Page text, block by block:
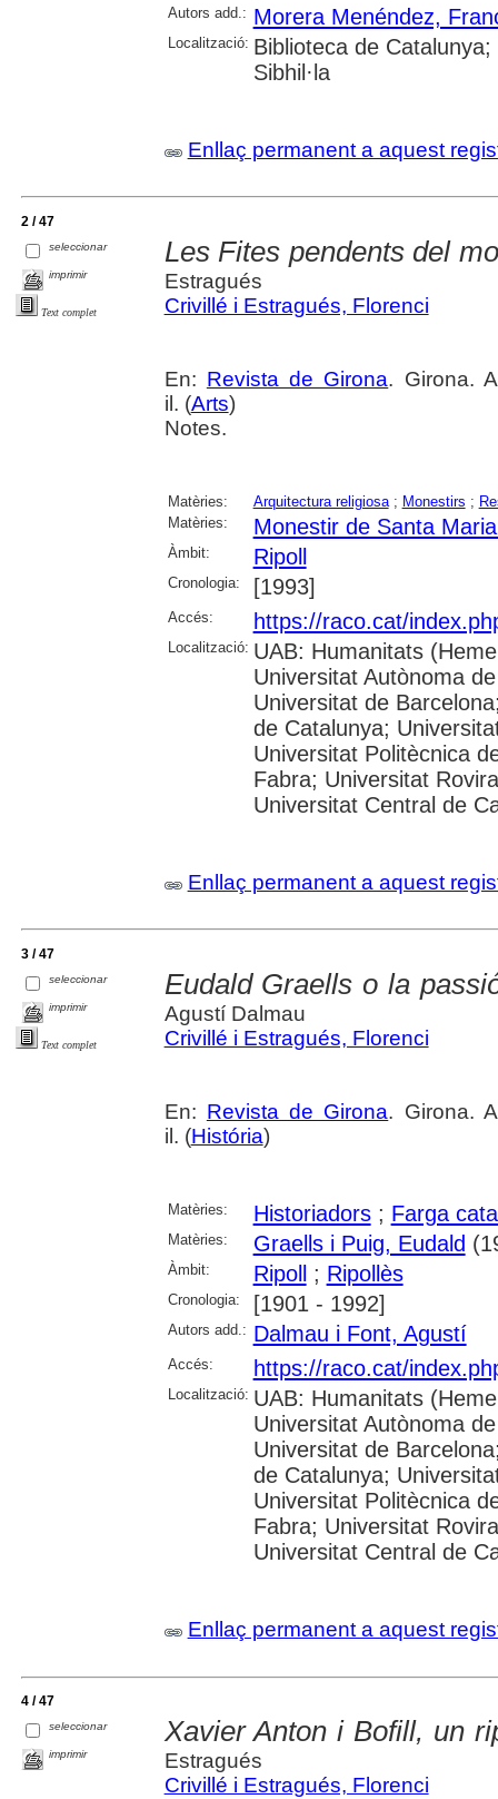
Autors add.: Morera Menéndez,
Localització: Biblioteca de
Sibhil·la
Enllaç permanent a aquest
2 / 47
seleccionar
imprimir
Text complet
Les Fites pendents del
Estragués
Crivillé i Estragués, Florenci
En: Revista de Girona. Girona.
il. (Arts)
Notes.
Matèries: Arquitectura religiosa; Monestirs ;
Matèries:
Monestir de Santa
Àmbit: Ripoll
Cronologia: [1993]
Accés: https://raco.cat/
Localització: UAB: Humanitats
Universitat Autònoma
Universitat de
de Catalunya;
Universitat Politècnica
Fabra; Universitat
Universitat Central de
Enllaç permanent a aquest
3 / 47
seleccionar
imprimir
Text complet
Eudald Graells o la
Agustí Dalmau
Crivillé i Estragués, Florenci
En: Revista de Girona. Girona.
il. (História)
Matèries: Historiadors; Farga
Matèries: Graells i Puig, Eudald
Àmbit: Ripoll ; Ripollès
Cronologia: [1901 - 1992]
Autors add.: Dalmau i Font, Agustí
Accés: https://raco.cat/
Localització: UAB: Humanitats
Universitat Autònoma
Universitat de
de Catalunya;
Universitat Politècnica
Fabra; Universitat
Universitat Central de
Enllaç permanent a aquest
4 / 47
seleccionar
imprimir
Xavier Anton i Bofill, un
Estragués
Crivillé i Estragués, Florenci